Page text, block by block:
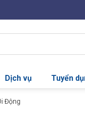
Dịch vụ Tuyển
Động